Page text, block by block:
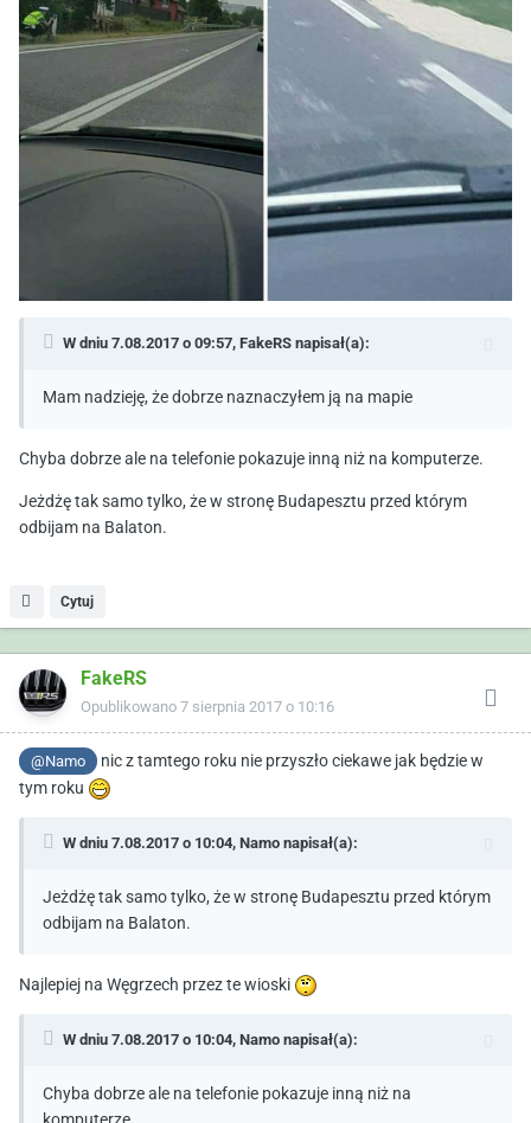
W dniu 7.08.2017 o 09:57, FakeRS napisał(a):
Mam nadzieję, że dobrze naznaczyłem ją na mapie
Chyba dobrze ale na telefonie pokazuje inną niż na komputerze.
Jeżdżę tak samo tylko, że w stronę Budapesztu przed którym
odbijam na Balaton.
Cytuj
FakeRS
Opublikowano 7 sierpnia 2017 o 10:16
@Namo
nic z tamtego roku nie przyszło ciekawe jak będzie w
tym roku
W dniu 7.08.2017 o 10:04, Namo napisał(a):
Jeżdżę tak samo tylko, że w stronę Budapesztu przed którym
odbijam na Balaton.
Najlepiej na Węgrzech przez te wioski
W dniu 7.08.2017 o 10:04, Namo napisał(a):
Chyba dobrze ale na telefonie pokazuje inną niż na